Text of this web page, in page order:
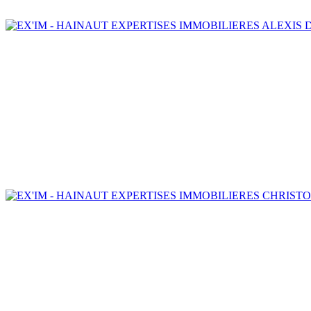
ALEXIS